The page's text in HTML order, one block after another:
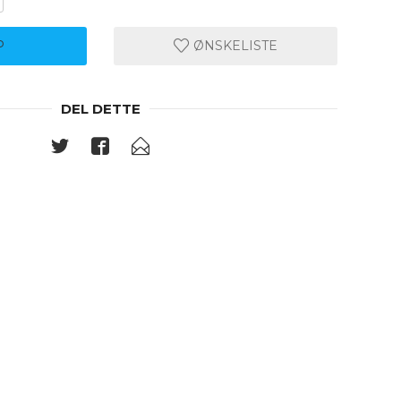
ØNSKELISTE
DEL DETTE